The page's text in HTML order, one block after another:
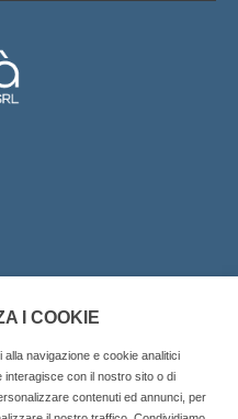
I COOKIE
navigazione e cookie analitici
interagisce con il nostro sito o di
contenuti ed annunci, per